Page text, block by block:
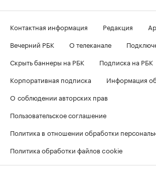
Контактная информация Редакция
Вечерний РБК
О телеканале
Скрыть баннеры на РБК
Подписка на РБК
Корпоративная подписка
Информация
О соблюдении авторских прав
Пользовательское соглашение
Политика в отношении обработки
Политика обработки файлов cookie